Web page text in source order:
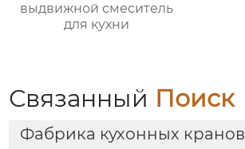
выдвижной смеситель
для кухни
Связанный Поиск
Фабрика кухонных кранов